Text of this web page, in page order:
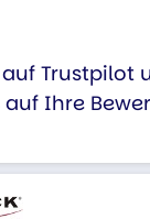
Trustpilot
auf Ihre